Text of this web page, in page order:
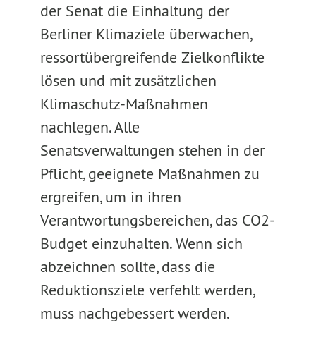
der Senat die Einhaltung der
Berliner Klimaziele überwachen,
ressortübergreifende Zielkonflikte
lösen und mit zusätzlichen
Klimaschutz-Maßnahmen
nachlegen. Alle
Senatsverwaltungen stehen in der
Pflicht, geeignete Maßnahmen zu
ergreifen, um in ihren
Verantwortungsbereichen, das CO2-
Budget einzuhalten. Wenn sich
abzeichnen sollte, dass die
Reduktionsziele verfehlt werden,
muss nachgebessert werden.